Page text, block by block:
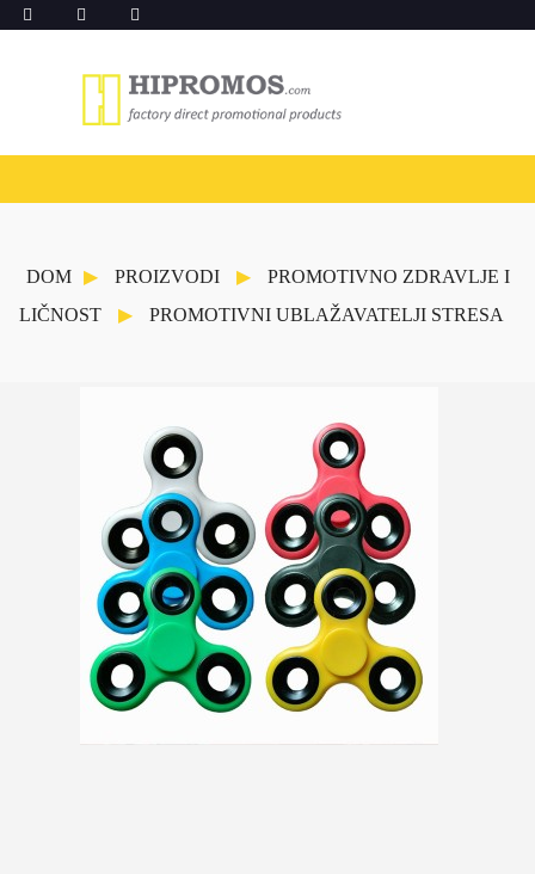
DOM PROIZVODI
PROMOTIVNO ZDRAVLJE I
LIČNOST
PROMOTIVNI UBLAŽAVATELJI STRESA